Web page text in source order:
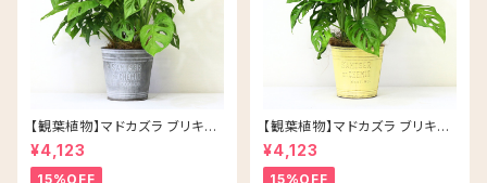
【観葉植物】マドカズラ ブリキ缶
5号 鉢カラー/シルバー
¥4,123
15%OFF
【観葉植物】マドカズラ ブリキ缶
5号 鉢カラー/イエロー
¥4,123
15%OFF